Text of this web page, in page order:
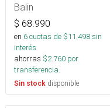
Balin
$ 68.990
en 6cuotas de $11.498sin
interés
ahorras $2.760 por
transferencia.
Sin stock disponible